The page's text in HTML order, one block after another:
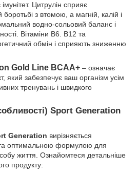
Цитрулін сприяє
з втомою, а магній, калій і
водно-сольовий баланс і
Вітаміни B6. B12 та
обмін і сприяють зниженню
Gold Line BCAA+ – означає
який забезпечує ваш організм усім
тренувань і швидкого
Sport Generation
Generation вирізняється
оптимальною формулою для
життя. Ознайомтеся детальніше
продукту: